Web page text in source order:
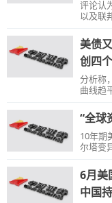
评论认
以及联
经济复
美债
创四
分析称
曲线趋
要重新
“全球
10年期
尔塔变
变化的
6月美
中国